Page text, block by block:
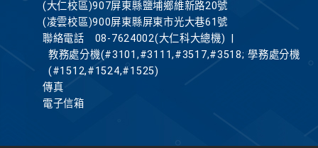
(大仁校區)907屏東縣鹽埔鄉維新路20號
(凌雲校區)900屏東縣屏東市光大巷61號
聯絡電話
08-7624002(大仁科大總機)
教務處分機(#3101,#3111,#3517,#3518; 學務處分機
(#1512,#1524,#1525)
傳真
電子信箱